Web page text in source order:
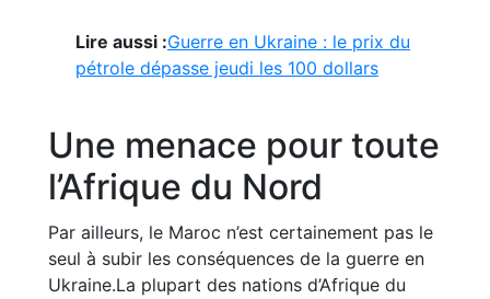
Lire aussi :Guerre en Ukraine : le prix du
pétrole dépasse jeudi les 100 dollars
Une menace pour toute
l’Afrique du Nord
Par ailleurs, le Maroc n’est certainement pas le
seul à subir les conséquences de la guerre en
Ukraine.La plupart des nations d’Afrique du